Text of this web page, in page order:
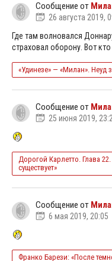
Сообщение от
26 августа 2019,
Где там волновался
страховал оборону. Вот
«Удинезе» — «Милан». Неуд
Сообщение от
25 июня 2019,
Дорогой Карлетто. Глава
существует»
Сообщение от
6 мая 2019, 20:05
Франко Барези: «После